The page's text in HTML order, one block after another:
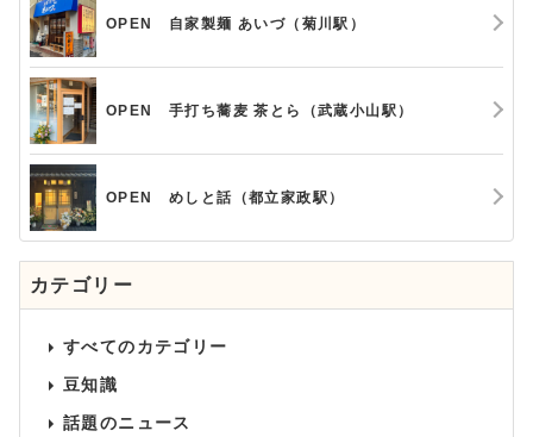
OPEN 自家製麺 あいづ（菊川駅）
OPEN 手打ち蕎麦 茶とら（武蔵小山駅）
OPEN めしと話（都立家政駅）
カテゴリー
すべてのカテゴリー
豆知識
話題のニュース